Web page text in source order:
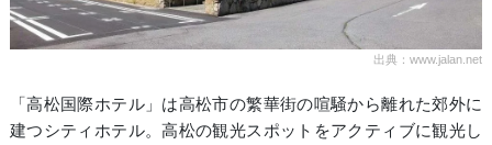
出典：www.jalan.net
「高松国際ホテル」は高松市の繁華街の喧騒から離れた郊外に
建つシティホテル。高松の観光スポットをアクティブに観光し